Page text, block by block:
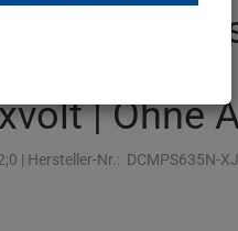
XJ | 54 V
| Ohne
| Hersteller-Nr.: DCMPS635N-XJ